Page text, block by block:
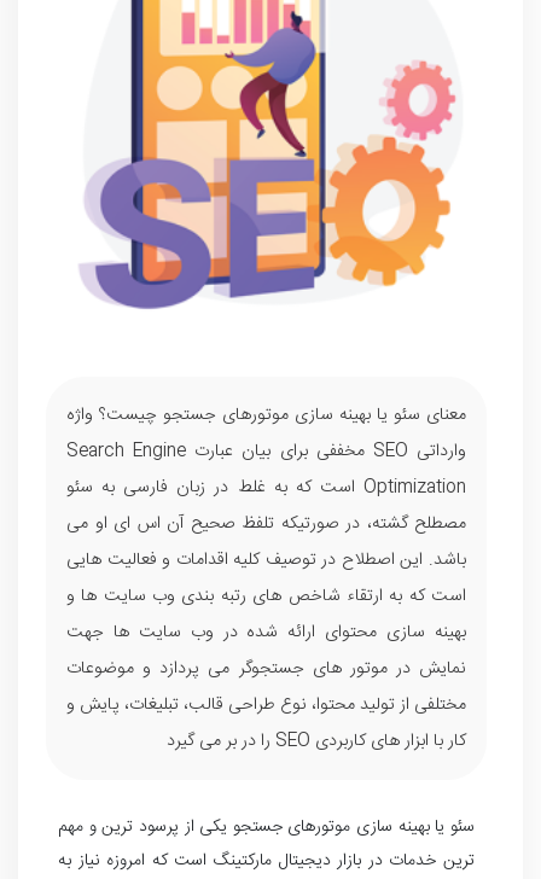
معنای سئو یا بهینه سازی موتورهای جستجو چیست؟ واژه
وارداتی SEO مخففی برای بیان عبارت Search Engine
Optimization است که به غلط در زبان فارسی به سئو
مصطلح گشته، در صورتیکه تلفظ صحیح آن اس ای او می
باشد. این اصطلاح در توصیف کلیه اقدامات و فعالیت هایی
است که به ارتقاء شاخص های رتبه بندی وب سایت ها و
بهینه سازی محتوای ارائه شده در وب سایت ها جهت
نمایش در موتور های جستجوگر می پردازد و موضوعات
مختلفی از تولید محتوا، نوع طراحی قالب، تبلیغات، پایش و
کار با ابزار های کاربردی SEO را در بر می گیرد
سئو یا بهینه سازی موتورهای جستجو یکی از پرسود ترین و مهم
ترین خدمات در بازار دیجیتال مارکتینگ است که امروزه نیاز به